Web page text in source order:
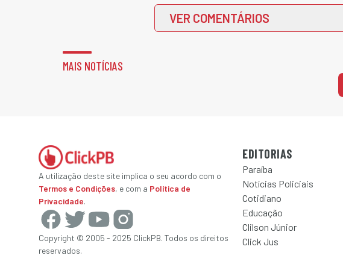
VER COMENTÁRIOS
MAIS NOTÍCIAS
A utilização deste site implica o seu acordo com o
Termos e Condições, e com a Política de
Privacidade.
Copyright © 2005 - 2025 ClickPB. Todos os direitos
reservados.
EDITORIAS
Paraíba
Notícias Policiais
Cotidiano
Educação
Clilson Júnior
Click Jus